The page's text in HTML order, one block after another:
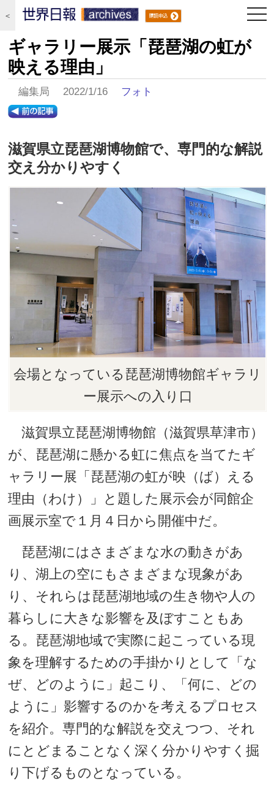
＜
ギャラリー展示「琵琶湖の虹が
映える理由」
編集局 2022/1/16 フォト
滋賀県立琵琶湖博物館で、専門的な解説
交え分かりやすく
会場となっている琵琶湖博物館ギャラリ
ー展示への入り口
滋賀県立琵琶湖博物館（滋賀県草津市）
が、琵琶湖に懸かる虹に焦点を当てたギ
ャラリー展「琵琶湖の虹が映（ば）える
理由（わけ）」と題した展示会が同館企
画展示室で１月４日から開催中だ。
琵琶湖にはさまざまな水の動きがあ
り、湖上の空にもさまざまな現象があ
り、それらは琵琶湖地域の生き物や人の
暮らしに大きな影響を及ぼすこともあ
る。琵琶湖地域で実際に起こっている現
象を理解するための手掛かりとして「な
ぜ、どのように」起こり、「何に、どの
ように」影響するのかを考えるプロセス
を紹介。専門的な解説を交えつつ、それ
にとどまることなく深く分かりやすく掘
り下げるものとなっている。